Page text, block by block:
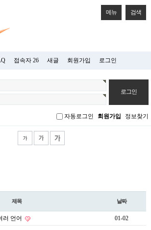
메뉴 검색
접속자 26 새글 회원가입 로그인
자동로그인 회원가입 정보찾기
제목 날짜
러 언어 01-02